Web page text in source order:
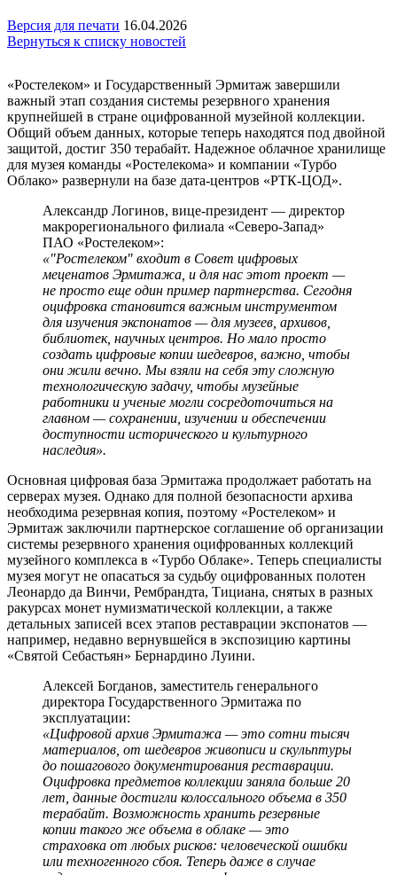
Версия для печати 16.04.2026
Вернуться к списку новостей
«Ростелеком» и Государственный Эрмитаж завершили
важный этап создания системы резервного хранения
крупнейшей в стране оцифрованной музейной коллекции.
Общий объем данных, которые теперь находятся под двойной
защитой, достиг 350 терабайт. Надежное облачное хранилище
для музея команды «Ростелекома» и компании «Турбо
Облако» развернули на базе дата-центров «РТК-ЦОД».
Александр Логинов, вице-президент — директор
макрорегионального филиала «Северо-Запад»
ПАО «Ростелеком»:
«"Ростелеком" входит в Совет цифровых
меценатов Эрмитажа, и для нас этот проект —
не просто еще один пример партнерства. Сегодня
оцифровка становится важным инструментом
для изучения экспонатов — для музеев, архивов,
библиотек, научных центров. Но мало просто
создать цифровые копии шедевров, важно, чтобы
они жили вечно. Мы взяли на себя эту сложную
технологическую задачу, чтобы музейные
работники и ученые могли сосредоточиться на
главном — сохранении, изучении и обеспечении
доступности исторического и культурного
наследия».
Основная цифровая база Эрмитажа продолжает работать на
серверах музея. Однако для полной безопасности архива
необходима резервная копия, поэтому «Ростелеком» и
Эрмитаж заключили партнерское соглашение об организации
системы резервного хранения оцифрованных коллекций
музейного комплекса в «Турбо Облаке». Теперь специалисты
музея могут не опасаться за судьбу оцифрованных полотен
Леонардо да Винчи, Рембрандта, Тициана, снятых в разных
ракурсах монет нумизматической коллекции, а также
детальных записей всех этапов реставрации экспонатов —
например, недавно вернувшейся в экспозицию картины
«Святой Себастьян» Бернардино Луини.
Алексей Богданов, заместитель генерального
директора Государственного Эрмитажа по
эксплуатации:
«Цифровой архив Эрмитажа — это сотни тысяч
материалов, от шедевров живописи и скульптуры
до пошагового документирования реставрации.
Оцифровка предметов коллекции заняла больше 20
лет, данные достигли колоссального объема в 350
терабайт. Возможность хранить резервные
копии такого же объема в облаке — это
страховка от любых рисков: человеческой ошибки
или техногенного сбоя. Теперь даже в случае